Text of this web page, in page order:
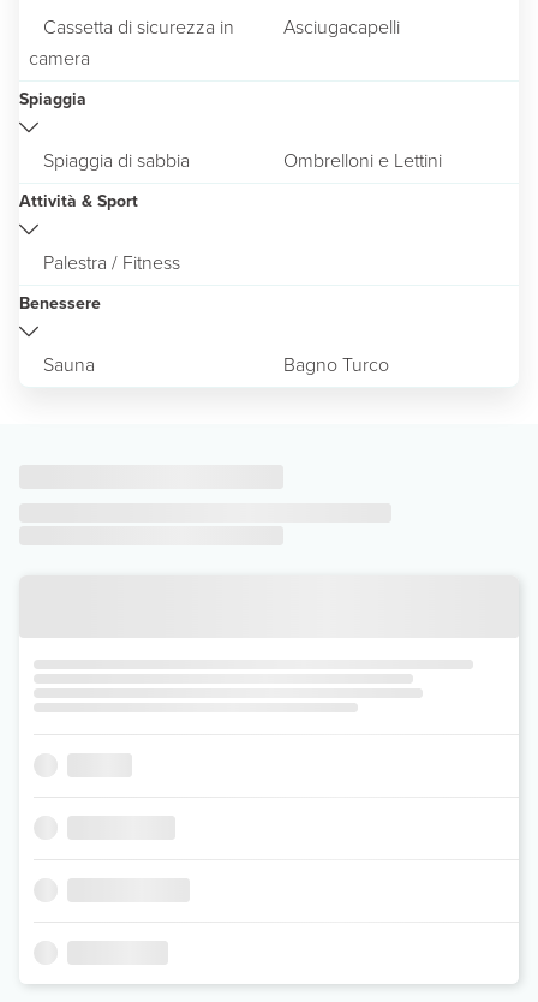
Cassetta di sicurezza in
camera
Asciugacapelli
Spiaggia
Spiaggia di sabbia Ombrelloni e Lettini
Attività & Sport
Palestra / Fitness
Benessere
Sauna Bagno Turco